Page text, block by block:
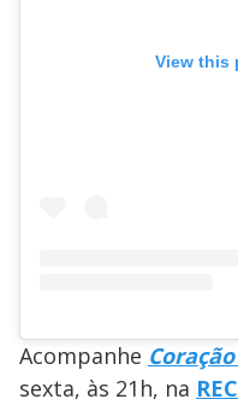
View this
Acompanhe
sexta, às 21h, na